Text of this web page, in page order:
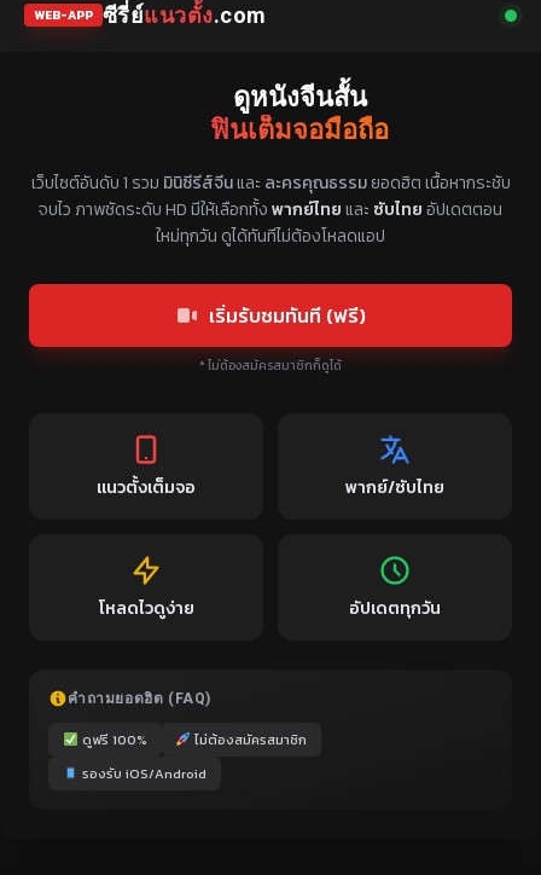
WEB-APP ซีรี่ย์แนวตั้ง.com
ดูหนังจีนสั้น
ฟินเต็มจอมือถือ
แหล่งรวมซีรี่ย์จีนแนวตั้ง พากย์ไทย ซับไทย
เว็บไซต์อันดับ 1 รวม มินิซีรีส์จีนและ ละครคุณธรรมยอดฮิต เนื้อหากระชับ
จบไว ภาพชัดระดับ HD มีให้เลือกทั้งพากย์ไทยและ ซับไทยอัปเดตตอน
ใหม่ทุกวัน ดูได้ทันทีไม่ต้องโหลดแอป
เริ่มรับชมทันที (ฟรี)
* ไม่ต้องสมัครสมาชิกก็ดูได้
แนวตั้งเต็มจอ พากย์/ซับไทย
โหลดไวดูง่าย อัปเดตทุกวัน
คำถามยอดฮิต (FAQ)
ดูฟรี 100%
ไม่ต้องสมัครสมาชิก
รองรับ iOS/Android